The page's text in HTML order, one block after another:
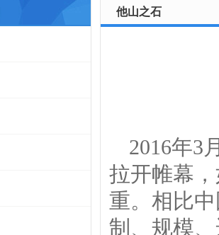
他山之石
2016年3
拉开帷幕
重。相比
制、规模